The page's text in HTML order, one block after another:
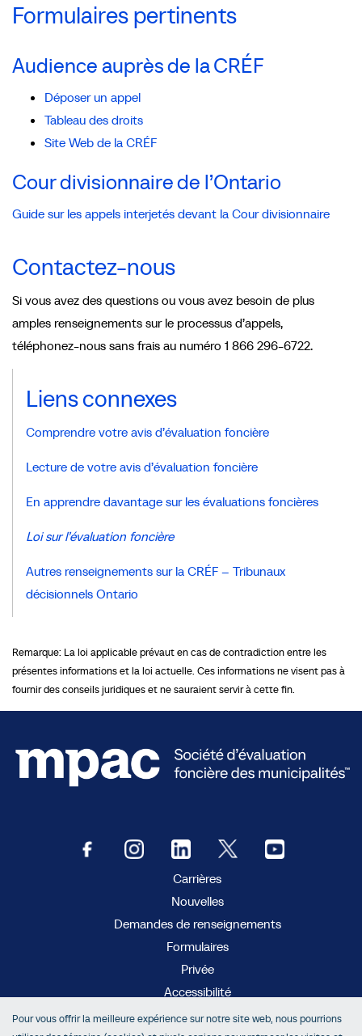
Pour vous offrir la meilleure expérience sur notre site web, nous pourrions
Formulaires pertinents
Audience auprès de la CRÉF
Déposer un appel
Tableau des droits
Site Web de la CRÉF
Cour divisionnaire de l’Ontario
Guide sur les appels interjetés devant la Cour divisionnaire
Contactez-nous
Si vous avez des questions ou vous avez besoin de plus
amples renseignements sur le processus d’appels,
téléphonez-nous sans frais au numéro 1 866 296-6722.
Liens connexes
Comprendre votre avis d’évaluation foncière
Lecture de votre avis d’évaluation foncière
En apprendre davantage sur les évaluations foncières
Loi sur l’évaluation foncière
Autres renseignements sur la CRÉF – Tribunaux
décisionnels Ontario
Remarque: La loi applicable prévaut en cas de contradiction entre les
présentes informations et la loi actuelle. Ces informations ne visent pas à
fournir des conseils juridiques et ne sauraient servir à cette fin.
Carrières
Nouvelles
Demandes de renseignements
Formulaires
Privée
Accessibilité
AboutMyPropertyMC